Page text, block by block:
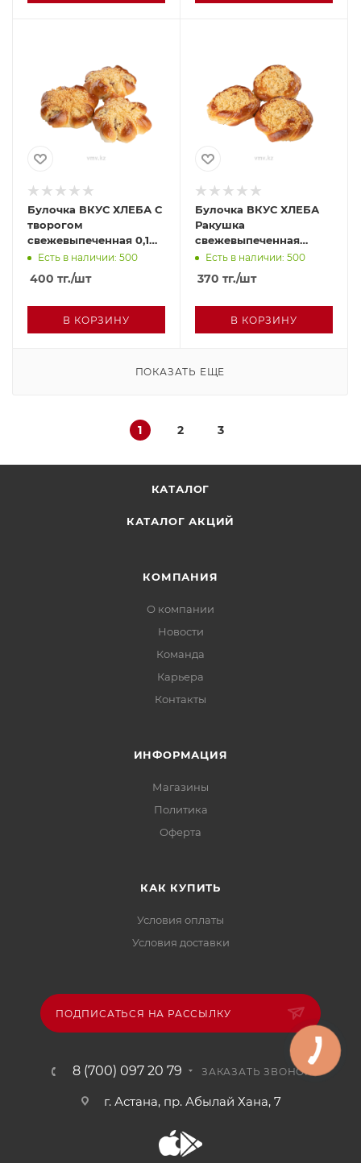
Булочка ВКУС ХЛЕБА С
творогом
свежевыпеченная 0,1
штЕсть в наличии: 500
400 тг./шт
В КОРЗИНУ
Булочка ВКУС ХЛЕБА
Ракушка
свежевыпеченная
0,090г шт
Есть в наличии: 500
370 тг./шт
В КОРЗИНУ
ПОКАЗАТЬ ЕЩЕ
1 2 3
КАТАЛОГ
КАТАЛОГ АКЦИЙ
КОМПАНИЯ
О компании
Новости
Команда
Карьера
Контакты
ИНФОРМАЦИЯ
Магазины
Политика
Офертa
КАК КУПИТЬ
Условия оплаты
Условия доставки
ПОДПИСАТЬСЯ НА РАССЫЛКУ
8 (700) 097 20 79 ЗАКАЗАТЬ ЗВОНОК
г. Астана, пр. Абылай Хана, 7